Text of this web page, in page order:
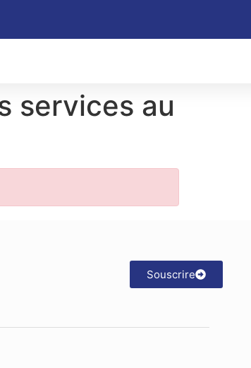
services au
Souscrire